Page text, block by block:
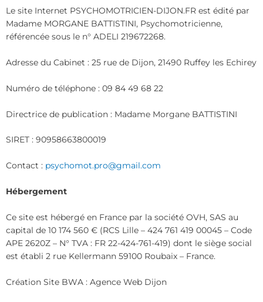
Le site Internet PSYCHOMOTRICIEN-DIJON.FR est édité par
Madame MORGANE BATTISTINI, Psychomotricienne,
référencée sous le n° ADELI 219672268.
Adresse du Cabinet : 25 rue de Dijon, 21490 Ruffey les Echirey
Numéro de téléphone : 09 84 49 68 22
Directrice de publication : Madame Morgane BATTISTINI
SIRET : 90958663800019
Contact : psychomot.pro@gmail.com
Hébergement
Ce site est hébergé en France par la société OVH, SAS au
capital de 10 174 560 € (RCS Lille – 424 761 419 00045 – Code
APE 2620Z – N° TVA : FR 22-424-761-419) dont le siège social
est établi 2 rue Kellermann 59100 Roubaix – France.
Création Site BWA : Agence Web Dijon